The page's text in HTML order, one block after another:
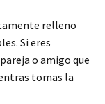
relleno
Si eres
o amigo que
tomas la